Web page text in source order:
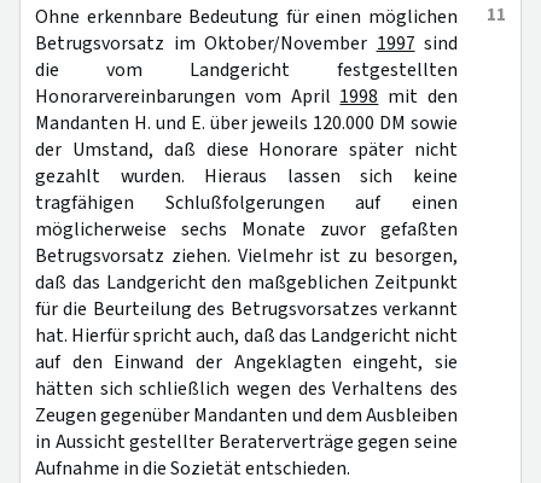
11
Ohne erkennbare Bedeutung für einen möglichen
Betrugsvorsatz im Oktober/November 1997 sind
die vom Landgericht festgestellten
Honorarvereinbarungen vom April 1998 mit den
Mandanten H. und E. über jeweils 120.000 DM sowie
der Umstand, daß diese Honorare später nicht
gezahlt wurden. Hieraus lassen sich keine
tragfähigen Schlußfolgerungen auf einen
möglicherweise sechs Monate zuvor gefaßten
Betrugsvorsatz ziehen. Vielmehr ist zu besorgen,
daß das Landgericht den maßgeblichen Zeitpunkt
für die Beurteilung des Betrugsvorsatzes verkannt
hat. Hierfür spricht auch, daß das Landgericht nicht
auf den Einwand der Angeklagten eingeht, sie
hätten sich schließlich wegen des Verhaltens des
Zeugen gegenüber Mandanten und dem Ausbleiben
in Aussicht gestellter Beraterverträge gegen seine
Aufnahme in die Sozietät entschieden.